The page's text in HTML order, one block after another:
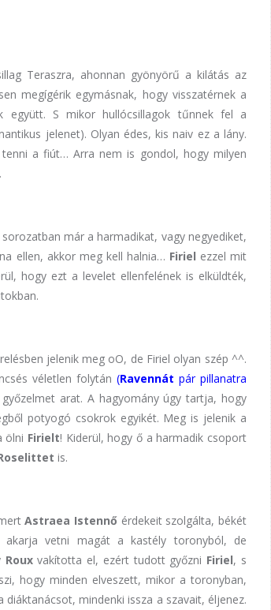
Teraszra, ahonnan gyönyörű a kilátás az
megígérik egymásnak, hogy visszatérnek a
együtt. S mikor hullócsillagok tűnnek fel a
jelenet). Olyan édes, kis naiv ez a lány.
a fiút… Arra nem is gondol, hogy milyen
már a harmadikat, vagy negyediket,
ellen, akkor meg kell halnia… Firiel ezzel mit
hogy ezt a levelet ellenfelének is elküldték,
jelenik meg oO, de Firiel olyan szép ^^.
véletlen folytán(Ravennátpár pillanatra
arat. A hagyomány úgy tartja, hogy
potyogó csokrok egyikét. Meg is jelenik a
ölni Firielt! Kiderül, hogy ő a harmadik csoport
is.
Astraea Istennő érdekeit szolgálta, békét
vetni magát a kastély toronyból, de
Rouxvakította el, ezért tudott győzni Firiel, s
hogy minden elveszett, mikor a toronyban,
mindenki issza a szavait, éljenez.